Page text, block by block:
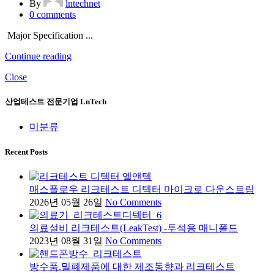
By
lntechnet
0 comments
Major Specification ...
Continue reading
Close
산업테스트 전문기업 LnTech
미분류
Recent Posts
매스플로우 리크테스트 디텍터 마이크로 다운스트림
2026년 05월 26일 No Comments
의료설비 리크테스트(LeakTest) -투석용 매니폴드
2023년 08월 31일 No Comments
방수품.밀폐제품에 대한 제조동향과 리크테스트